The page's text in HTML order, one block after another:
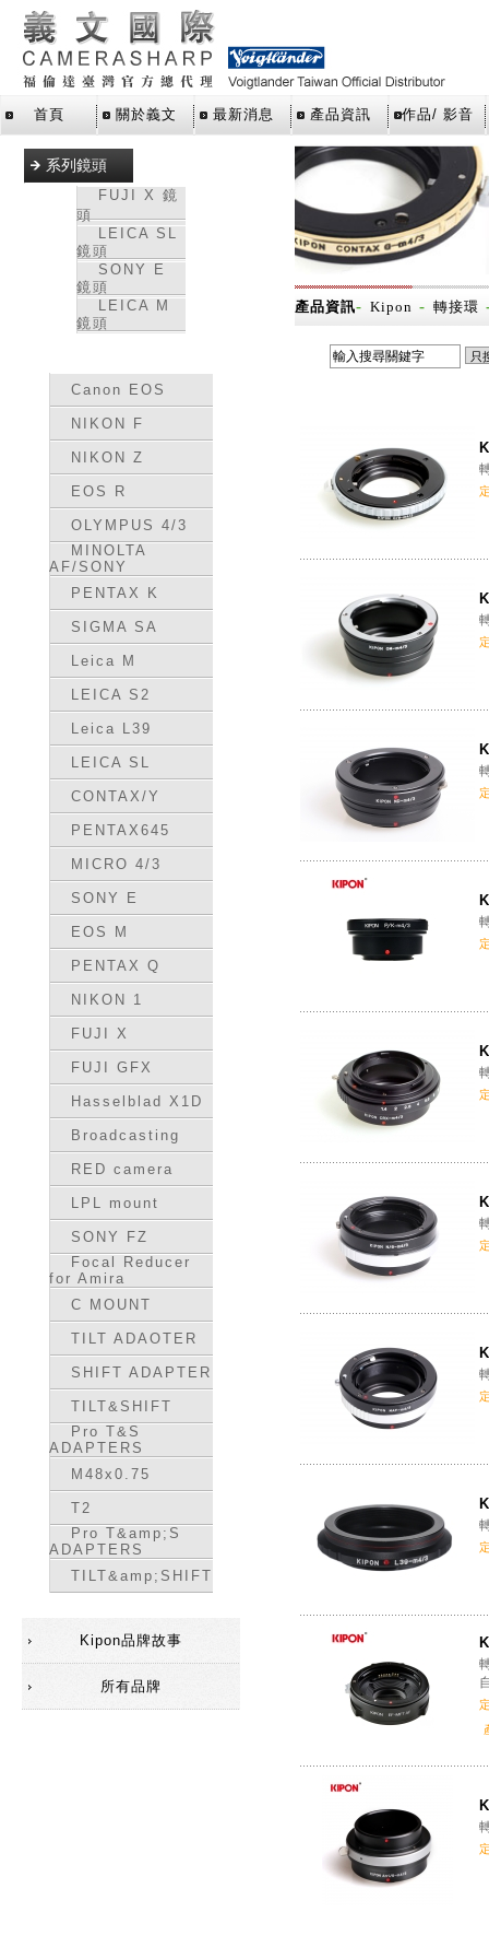
首頁 關於義文 最新消息 產品資訊 作品/ 影音
系列鏡頭
FUJI X 鏡
頭
LEICA SL
鏡頭
SONY E
鏡頭
LEICA M
鏡頭
Canon EOS
NIKON F
NIKON Z
EOS R
OLYMPUS 4/3
MINOLTA
AF/SONY
PENTAX K
SIGMA SA
Leica M
LEICA S2
Leica L39
LEICA SL
CONTAX/Y
PENTAX645
MICRO 4/3
SONY E
EOS M
PENTAX Q
NIKON 1
FUJI X
FUJI GFX
Hasselblad X1D
Broadcasting
RED camera
LPL mount
SONY FZ
Focal Reducer
for Amira
C MOUNT
TILT ADAOTER
SHIFT ADAPTER
TILT&SHIFT
Pro T&S
ADAPTERS
M48x0.75
T2
Pro T&amp;S
ADAPTERS
TILT&amp;SHIFT
Kipon品牌故事
所有品牌
產品資訊- Kipon - 轉接環